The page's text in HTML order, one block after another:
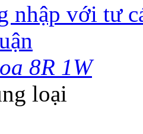
nhập với tư
8R 1W
loại